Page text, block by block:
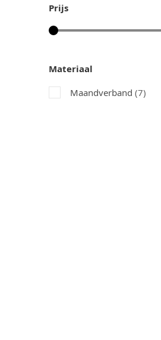
Prijs
Materiaal
Maandverband (7)